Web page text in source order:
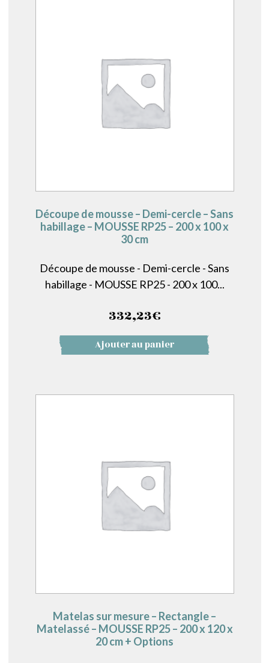
Découpe de mousse – Demi-cercle – Sans
habillage – MOUSSE RP25 – 200 x 100 x
30 cm
Découpe de mousse - Demi-cercle - Sans
habillage - MOUSSE RP25 - 200 x 100...
332,23€
Ajouter au panier
Matelas sur mesure – Rectangle –
Matelassé – MOUSSE RP25 – 200 x 120 x
20 cm + Options